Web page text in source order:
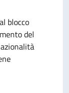
blocco
del